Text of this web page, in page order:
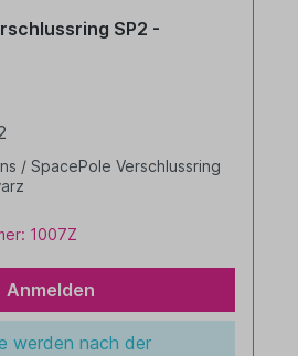
SP2 -
/ SpacePole Verschlussring
1007Z
Anmelden
werden nach der